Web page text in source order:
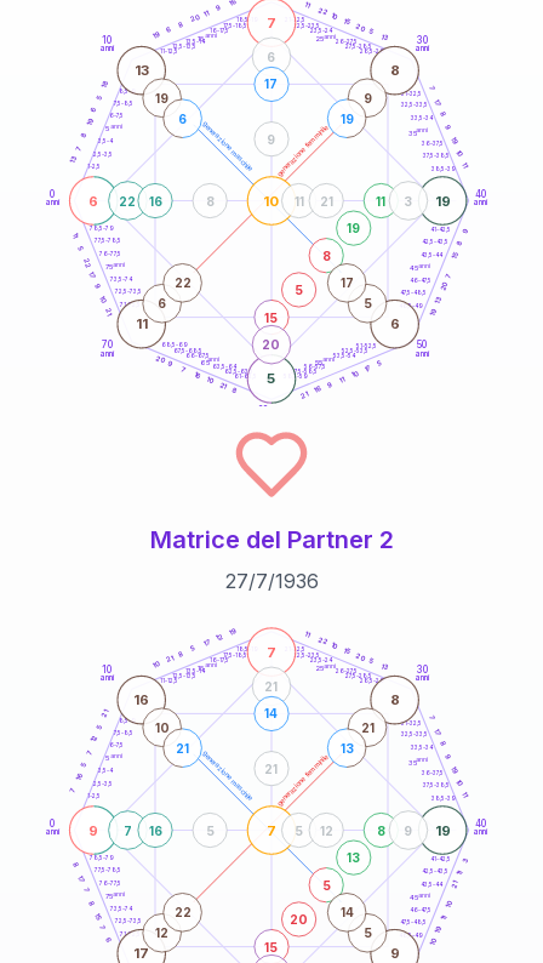
generazione maschile generazione femminile
0
anni
10
anni
30
anni
40
anni
50
anni
60
70
anni
1-2,5
2,5-3,5
3,5-4
6-7,5
7,5-8,5
8,5-9
11-12,5
12,5-13,5
13,5-14
16-17,5
17,5-18,5
18,5-19
21-22,5
22,5-23,5
23,5-24
26-27,5
27,5-28,5
28,5-29
31-32,5
32,5-33,5
33,5-34
36-37,5
37,5-38,5
38,5-39
41-42,5
42,5-43,5
43,5-44
46-47,5
47,5-48,5
48,5-49
51-52,5
52,5-53,5
53,5-54
56-57,5
57,5-58,5
58,5-59
61-62,5
62,5-63,5
63,5-64
66-67,5
67,5-68,5
68,5-69
71-72,5
72,5-73,5
73,5-74
76-77,5
77,5-78,5
78,5-79
13
7
8
19
6
5
18
19
6
8
20 11
9
16 11
22 10
15
20 5
13
7
17
8
9
19
10
11
9
8
15
7
20
13
19
5
17
10
11
9
16
21
8
21
10
16
7
9
20
21
10
9
17
22
5
11
6
7
19
5
10
13 8
11 6
15
5
8
19
11
22
6
3
20
16
17
11 21
8
9
19
6
9
19
6
22
5
17
5anni
15 anni 25anni
35anni
45anni
55anni
65anni
75anni
Matrice del Partner 2
27/7/1936
generazione maschile generazione femminile
0
anni
10
anni
30
anni
40
anni
1-2,5
2,5-3,5
3,5-4
6-7,5
7,5-8,5
8,5-9
11-12,5
12,5-13,5
13,5-14
16-17,5
17,5-18,5
18,5-19 21-22,5
22,5-23,5
23,5-24
26-27,5
27,5-28,5
28,5-29
31-32,5
32,5-33,5
33,5-34
36-37,5
37,5-38,5
38,5-39
41-42,5
42,5-43,5
43,5-44
46-47,5
47,5-48,5
48,5-49
71-72,5
72,5-73,5
73,5-74
76-77,5
77,5-78,5
78,5-79
7
16
5
7
12
5
21
10
21
8
5
17
12
19 11
22 10
15
20 5
13
7
17
8
9
19
10
11
3
11
21
10
11
19
10
6
7
15
8
7
17
8
9
7
19
7
16 8
17 9
15
20
5
13
8
7
21
9
16
14
5 12
5
21
10
21
21
13
12
22
5
14
5anni
15 anni 25anni
35anni
45anni
75anni